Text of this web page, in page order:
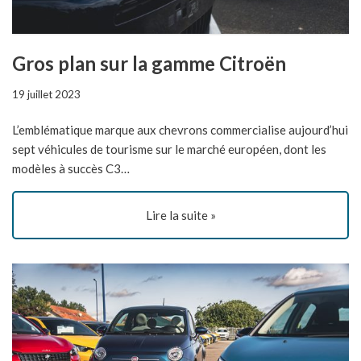
Gros plan sur la gamme Citroën
19 juillet 2023
L’emblématique marque aux chevrons commercialise aujourd’hui
sept véhicules de tourisme sur le marché européen, dont les
modèles à succès C3…
Lire la suite »